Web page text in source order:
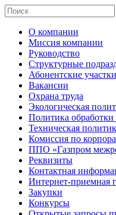
О компании
Миссия компании
Руководство
Структурные
Абонентские участки
Вакансии
Охрана труда
Экологическая
Политика
Техническая
Комиссия по
ППО «Газпром
Реквизиты
Контактная
Интернет-приемная
Закупки
Конкурсы